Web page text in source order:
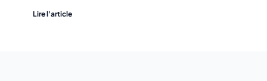
Lire l'article